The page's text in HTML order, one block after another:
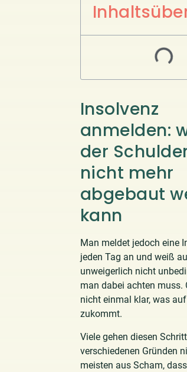
Insolvenz
anmelden:
der
nicht mehr
abgebaut
kann
Man meldet jedoch eine
jeden Tag an und weiß
unweigerlich nicht
man dabei achten muss.
nicht einmal klar, was
zukommt.
Viele gehen diesen
verschiedenen Gründen
meisten aus Scham,